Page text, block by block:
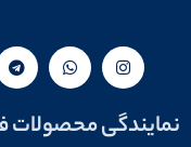
نمایندگی محصولات